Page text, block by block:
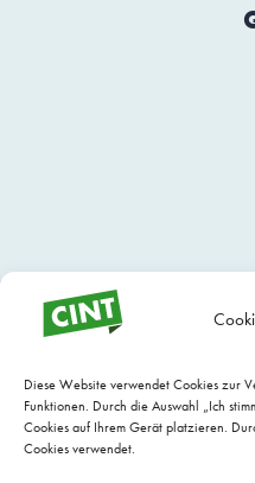
Diese Website verwendet Cookies zur
Funktionen. Durch die Auswahl „Ich
Cookies auf Ihrem Gerät platzieren.
Cookies verwendet.